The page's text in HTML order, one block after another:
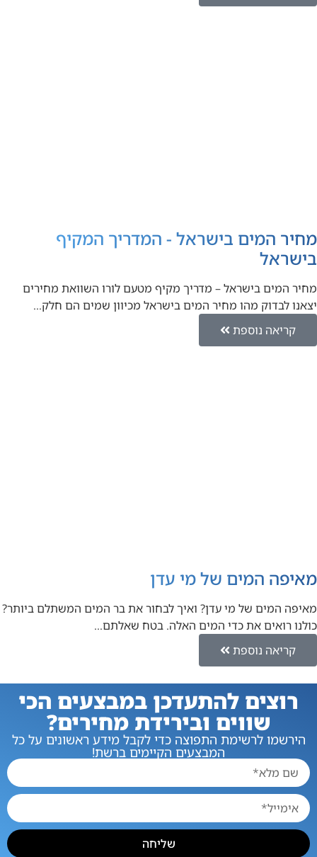
מחיר המים בישראל - המדריך המקיף
בישראל
מחיר המים בישראל – מדריך מקיף מטעם לורו השוואת מחירים
יצאנו לבדוק מהו מחיר המים בישראל מכיוון שמים הם חלק…
קריאה נוספת
מאיפה המים של מי עדן
מאיפה המים של מי עדן? ואיך לבחור את בר המים המשתלם ביותר?
כולנו רואים את כדי המים האלה. בטח שאלתם…
קריאה נוספת
רוצים להתעדכן במבצעים הכי
שווים ובירידת מחירים?
הירשמו לרשימת התפוצה כדי לקבל מידע ראשונים על כל
המבצעים הקיימים ברשת!
שליחה